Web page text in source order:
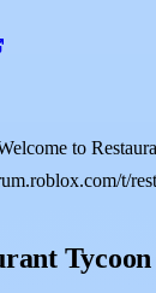
to
t/
Tycoon